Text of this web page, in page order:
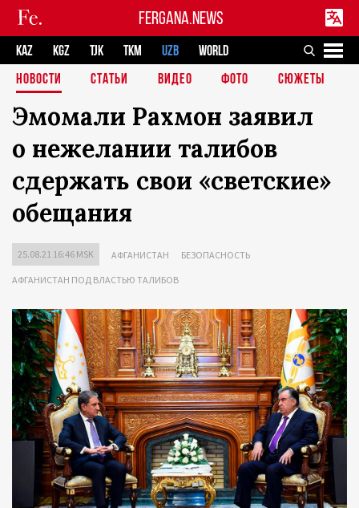
FERGANA.NEWS
KAZ KGZ TJK TKM UZB
WORLD
НОВОСТИ
СТАТЬИ ВИДЕО ФОТО СЮЖЕТЫ
Эмомали Рахмон заявил
о нежелании талибов
сдержать свои «светские»
обещания
25.08.21 16:46 MSK АФГАНИСТАН БЕЗОПАСНОСТЬ
АФГАНИСТАН ПОД ВЛАСТЬЮ ТАЛИБОВ